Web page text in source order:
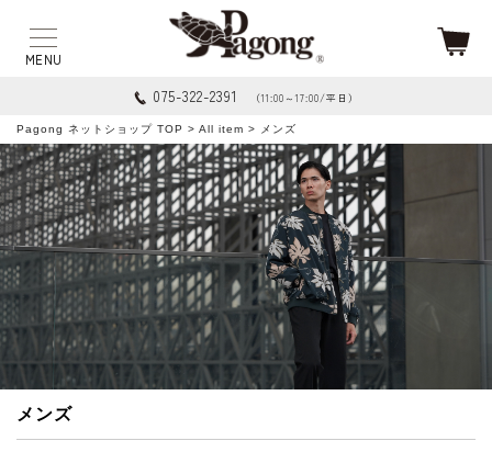
075-322-2391 （11:00～17:00/平日）
Pagong ネットショップ TOP > All item > メンズ
メンズ